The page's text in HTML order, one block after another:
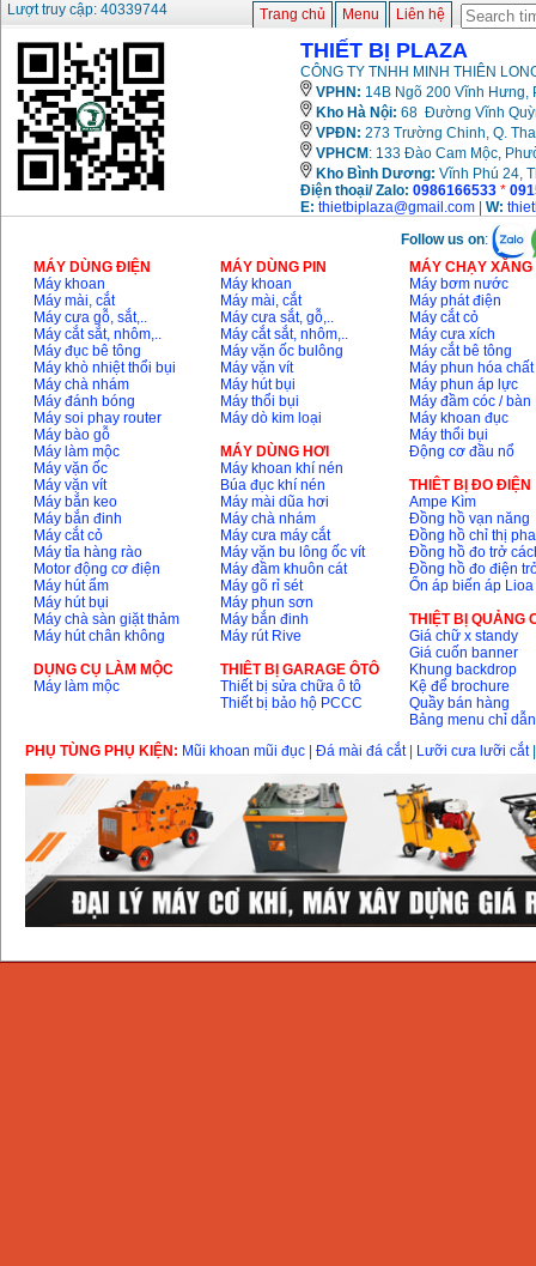
Lượt truy cập: 40339744
Trang chủ Menu Liên hệ
THIẾT BỊ PLAZA
CÔNG TY TNHH MINH THIÊN
VPHN: 14B Ngõ 200 Vĩnh Hưng,
Kho Hà Nội: 68 Đường Vĩnh
VPĐN: 273 Trường Chinh, Q.
VPHCM : 133 Đào Cam Mộc,
Kho Bình Dương: Vĩnh Phú 24,
Điện thoại/ Zalo: 0986166533 *
E: thietbiplaza@gmail.com W:
Follow us on:
MÁY DÙNG ĐIỆN
Máy khoan
Máy mài, cắt
Máy cưa gỗ, sắt,..
Máy cắt sắt, nhôm,..
Máy đục bê tông
Máy khò nhiệt thổi bụi
Máy chà nhám
Máy đánh bóng
Máy soi phay router
Máy bào gỗ
Máy làm mộc
Máy vặn ốc
Máy vặn vít
Máy bắn keo
Máy bắn đinh
Máy cắt cỏ
Máy tỉa hàng rào
Motor động cơ điện
Máy hút ẩm
Máy hút bụi
Máy chà sàn giặt thảm
Máy hút chân không
DỤNG CỤ LÀM MỘC
Máy làm mộc
MÁY DÙNG PIN
Máy khoan
Máy mài, cắt
Máy cưa sắt, gỗ,..
Máy cắt sắt, nhôm,..
Máy vặn ốc bulông
Máy vặn vít
Máy hút bụi
Máy thổi bụi
Máy dò kim loại
MÁY DÙNG HƠI
Máy khoan khí nén
Búa đục khí nén
Máy mài dũa hơi
Máy chà nhám
Máy cưa máy cắt
Máy vặn bu lông ốc vít
Máy đầm khuôn cát
Máy gõ rỉ sét
Máy phun sơn
Máy bắn đinh
Máy rút Rive
THIÊT BỊ GARAGE ÔTÔ
Thiết bị sửa chữa ô tô
Thiết bị bảo hộ PCCC
MÁY CHẠY
Máy bơm nước
Máy phát điện
Máy cắt cỏ
Máy cưa xích
Máy cắt bê tông
Máy phun hóa chất
Máy phun áp lực
Máy đầm cóc / bàn
Máy khoan đục
Máy thổi bụi
Động cơ đầu nổ
THIÊT BỊ ĐO ĐIỆN
Ampe Kìm
Đồng hồ vạn năng
Đồng hồ chỉ thị pha
Đồng hồ đo trở
Đồng hồ đo điện
Ổn áp biến áp Lioa
THIỆT BỊ QUẢNG
Giá chữ x standy
Giá cuốn banner
Khung backdrop
Kệ để brochure
Quầy bán hàng
Bảng menu chỉ dẫn
PHỤ TÙNG PHỤ KIỆN: Mũi khoan mũi đục Đá mài đá cắt| Lưỡi cưa lưỡi cắt